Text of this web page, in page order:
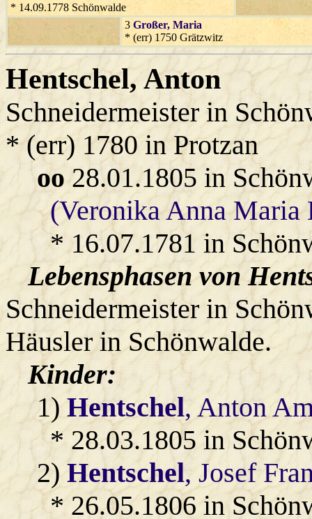
* 14.09.1778 Schönwalde
3 Großer, Maria
* (err) 1750 Grätzwitz
Hentschel, Anton
Schneidermeister in
* (err) 1780 in Protzan
oo28.01.1805 in
(Veronika Anna Maria
* 16.07.1781 in
Lebensphasen von
Schneidermeister in
Häusler in Schönwalde.
Kinder:
1)Hentschel, Anton
* 28.03.1805 in
2)Hentschel, Josef
* 26.05.1806 in